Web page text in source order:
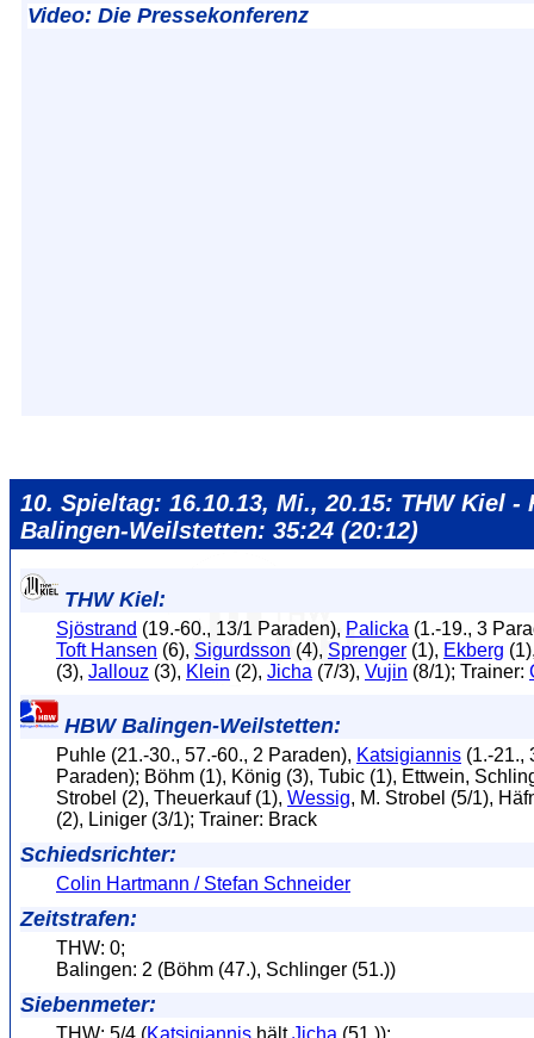
Video: Die Pressekonferenz
10. Spieltag: 16.10.13, Mi., 20.15: THW Kiel -
Balingen-Weilstetten: 35:24 (20:12)
THW Kiel:
Sjöstrand (19.-60., 13/1 Paraden), Palicka (1.-19., 3
Toft Hansen (6), Sigurdsson (4), Sprenger (1), Ekberg
(3), Jallouz (3), Klein (2), Jicha (7/3), Vujin (8/1); Trainer:
HBW Balingen-Weilstetten:
Puhle (21.-30., 57.-60., 2 Paraden), Katsigiannis (1.-21.,
Paraden); Böhm (1), König (3), Tubic (1), Ettwein,
Strobel (2), Theuerkauf (1), Wessig, M. Strobel (5/1),
(2), Liniger (3/1); Trainer: Brack
Schiedsrichter:
Colin Hartmann / Stefan Schneider
Zeitstrafen:
THW: 0;
Balingen: 2 (Böhm (47.), Schlinger (51.))
Siebenmeter:
THW: 5/4 (Katsigiannis hältJicha (51.));